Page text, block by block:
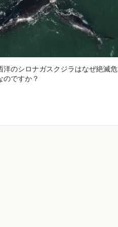
洋のシロナガスクジラはなぜ絶滅危
のですか？